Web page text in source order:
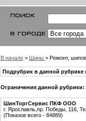
В начало > Шины > Ремонт,
Подрубрик в данной рубрике
Ограничения данной рубрики:
ШинТоргСервис ПКФ ООО
г. Ярославль,пр. Победы, 116,
(Показов всего - 84889)